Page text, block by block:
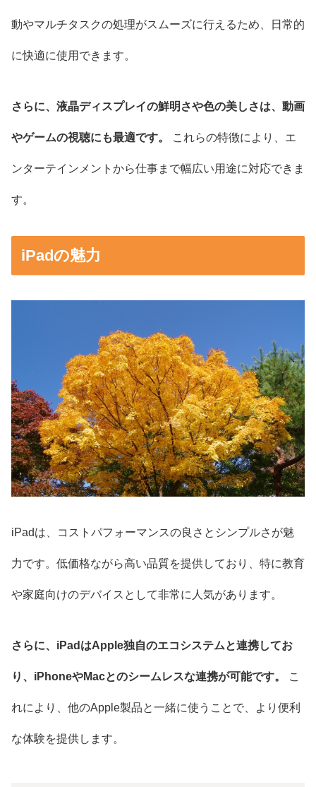
動やマルチタスクの処理がスムーズに行えるため、日常的
に快適に使用できます。
さらに、液晶ディスプレイの鮮明さや色の美しさは、動画
やゲームの視聴にも最適です。 これらの特徴により、エ
ンターテインメントから仕事まで幅広い用途に対応できま
す。
iPadの魅力
iPadは、コストパフォーマンスの良さとシンプルさが魅
力です。低価格ながら高い品質を提供しており、特に教育
や家庭向けのデバイスとして非常に人気があります。
さらに、iPadはApple独自のエコシステムと連携してお
り、iPhoneやMacとのシームレスな連携が可能です。 こ
れにより、他のApple製品と一緒に使うことで、より便利
な体験を提供します。